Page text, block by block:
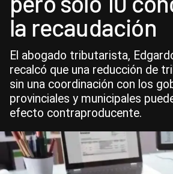
la recaudación
El abogado tributarista,
recalcó que una reducción de
sin una coordinación con los
provinciales y municipales
efecto contraproducente.